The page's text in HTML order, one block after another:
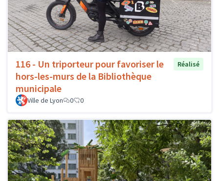
116 - Un triporteur pour favoriser le
hors-les-murs de la Bibliothèque
municipale
Réalisé
Ville de Lyon 0 0